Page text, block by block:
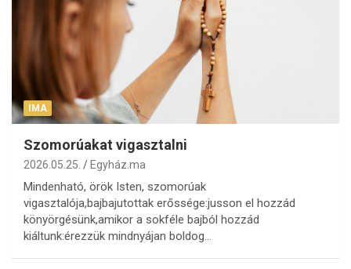
IMA
Szomorúakat vigasztalni
2026.05.25. Egyház.ma
Mindenható, örök Isten, szomorúak
vigasztalója,bajbajutottak erőssége:jusson el hozzád
könyörgésünk,amikor a sokféle bajból hozzád
kiáltunk:érezzük mindnyájan boldog…